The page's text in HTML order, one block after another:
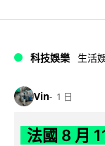
科技娛樂 生活
Vin 1 日
法國 8 月